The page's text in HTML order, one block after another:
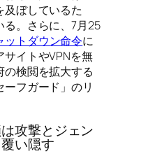
ぼしているた
。さらに、7月25
ットダウン命令に
イトやVPNを無
検閲を拡大する
フガード」のリ
攻撃とジェン
い隠す